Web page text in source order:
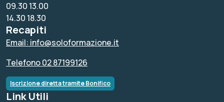
09.30 13.00
14.30 18.30
Recapiti
Email: info@soloformazione.it
Telefono 02 87199126
Iscrizione diretta tramite Bonifico
Link Utili